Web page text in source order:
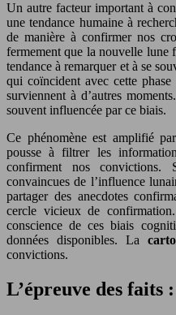
Un autre facteur important à
une tendance humaine à
de manière à confirmer nos
fermement que la nouvelle lune
tendance à remarquer et à se
qui coïncident avec cette
surviennent à d’autres
souvent influencée par ce biais.
Ce phénomène est amplifié
pousse à filtrer les
confirment nos convictions.
convaincues de l’influence
partager des anecdotes
cercle vicieux de
conscience de ces biais
données disponibles. La
convictions.
L’épreuve des faits